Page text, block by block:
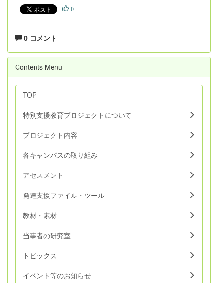
0
0 コメント
Contents Menu
TOP
特別支援教育プロジェクトについて
プロジェクト内容
各キャンパスの取り組み
アセスメント
発達支援ファイル・ツール
教材・素材
当事者の研究室
トピックス
イベント等のお知らせ